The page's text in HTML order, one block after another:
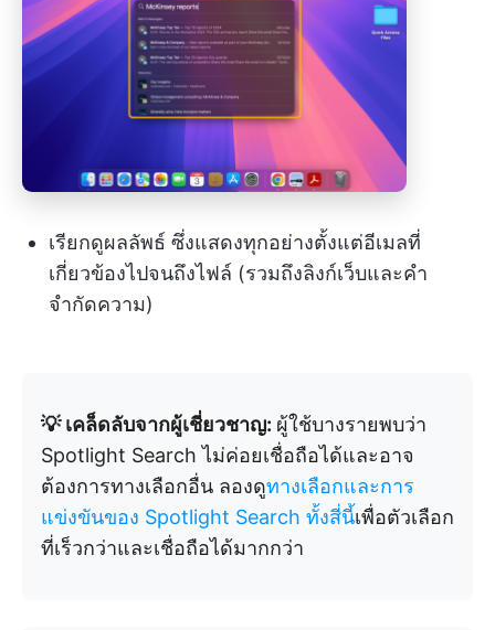
เรียกดูผลลัพธ์ ซึ่งแสดงทุกอย่างตั้งแต่อีเมลที่
เกี่ยวข้องไปจนถึงไฟล์ (รวมถึงลิงก์เว็บและคำ
จำกัดความ)
💡 เคล็ดลับจากผู้เชี่ยวชาญ: ผู้ใช้บางรายพบว่า
Spotlight Search ไม่ค่อยเชื่อถือได้และอาจ
ต้องการทางเลือกอื่น ลองดูทางเลือกและการ
แข่งขันของ Spotlight Search ทั้งสี่นี้เพื่อตัวเลือก
ที่เร็วกว่าและเชื่อถือได้มากกว่า